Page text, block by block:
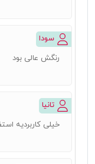
سودا
رنگش عالی بود
تانیا
خیلی کاربردیه